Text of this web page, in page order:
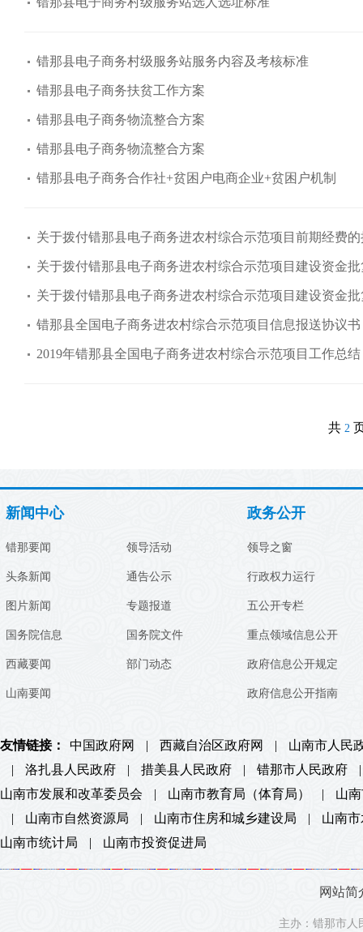
错那县电子商务村级服务站服务内容及考核标准
错那县电子商务扶贫工作方案
错那县电子商务物流整合方案
错那县电子商务物流整合方案
错那县电子商务合作社+贫困户电商企业+贫困户机制
关于拨付错那县电子商务进农村综合示范项目前期经费
关于拨付错那县电子商务进农村综合示范项目建设资金批
关于拨付错那县电子商务进农村综合示范项目建设资金批
错那县全国电子商务进农村综合示范项目信息报送协议书
2019年错那县全国电子商务进农村综合示范项目工作总结
共 2
新闻中心
错那要闻
头条新闻
图片新闻
国务院信息
西藏要闻
山南要闻
领导活动
通告公示
专题报道
国务院文件
部门动态
政务公开
领导之窗
行政权力运行
五公开专栏
重点领域信息公开
政府信息公开规定
政府信息公开指南
友情链接： 中国政府网 | 西藏自治区政府网 |
山南市人民
|
洛扎县人民政府 | 措美县人民政府 | 错那市人民政府
|
山南市发展和改革委员会
| 山南市教育局（体育局） |
山
|
山南市自然资源局 | 山南市住房和城乡建设局 |
山南
山南市统计局
| 山南市投资促进局
网站简
主办：错那市